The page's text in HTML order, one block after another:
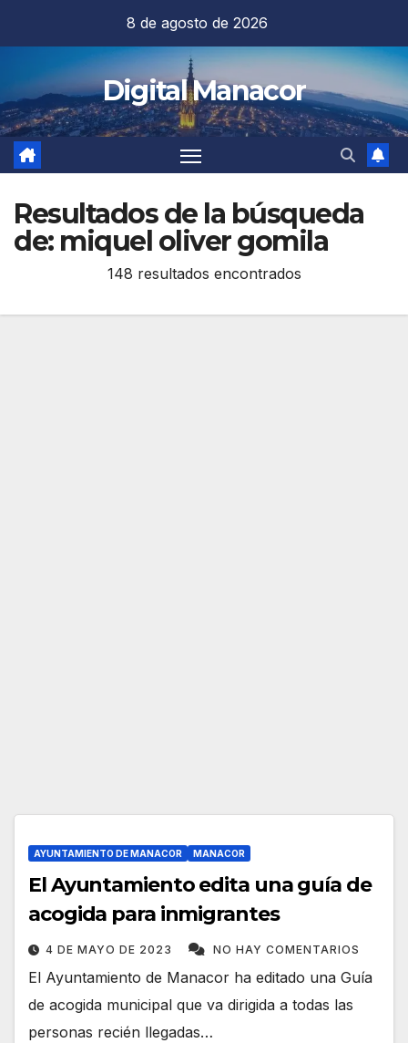
contenido
8 de agosto de 2026
Digital Manacor
Resultados de la búsqueda
de: miquel oliver gomila
148 resultados encontrados
AYUNTAMIENTO DE MANACOR MANACOR
El Ayuntamiento edita una guía de
acogida para inmigrantes
4 DE MAYO DE 2023 NO HAY COMENTARIOS
El Ayuntamiento de Manacor ha editado una Guía
de acogida municipal que va dirigida a todas las
personas recién llegadas…